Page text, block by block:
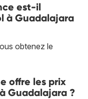
est-il
à Guadalajara
obtenez le
offre les prix
Guadalajara ?